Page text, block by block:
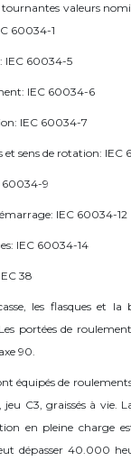
valeurs
60034-1
IEC 60034-5
IEC 60034-6
IEC 60034-7
et sens de rotation: IEC
60034-9
IEC 60034-12
IEC 60034-14
38
les flasques et
portées de
90.
équipés de
jeu C3, graissés à vie.
en pleine charge
dépasser 40.000